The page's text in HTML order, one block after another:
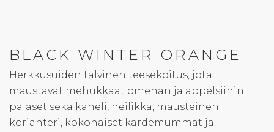
BLACK WINTER ORANGE
Herkkusuiden talvinen teesekoitus, jota
maustavat mehukkaat omenan ja appelsiinin
palaset sekä kaneli, neilikka, mausteinen
korianteri, kokonaiset kardemummat ja